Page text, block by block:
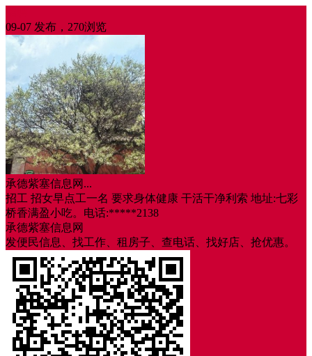
09-07 发布，270浏览
承德紫塞信息网...
招工 招女早点工一名 要求身体健康 干活干净利索 地址:七彩
桥香满盈小吃。电话:*****2138
承德紫塞信息网
发便民信息、找工作、租房子、查电话、找好店、抢优惠。